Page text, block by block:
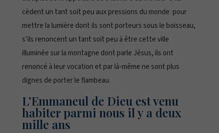
cèdent un tant soit peu aux pressions du monde pour
mettre la lumière dont ils sont porteurs sous le boisseau,
s’ils renoncent un tant soit peu à être cette ville
illuminée sur la montagne dont parle Jésus, ils ont
renoncé à leur vocation et par là-même ne sont plus
dignes de porter le flambeau.
L’Emmaneul de Dieu est venu
habiter parmi nous il y a deux
mille ans